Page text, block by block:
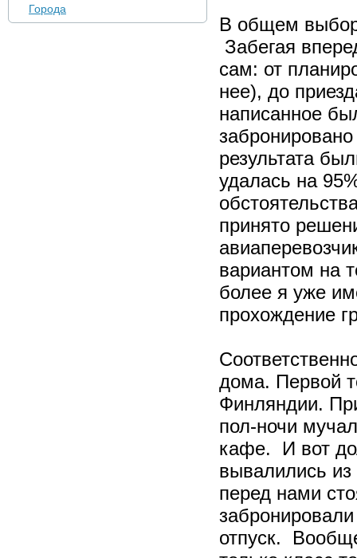
Города
В общем
Забегая
сам: от
нее), до
написанное
результата
удалась на
принято
вариантом на
более я уже
прохождение
дома. Первой
Финляндии.
пол-ночи
кафе. И вот
вывалились из
перед нами
отпуск.